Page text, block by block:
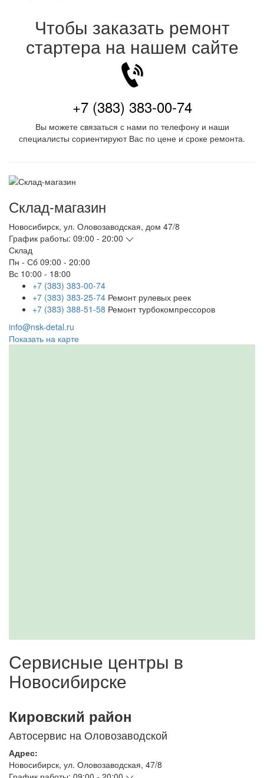
Чтобы заказать ремонт
стартера на нашем сайте
+7 (383) 383-00-74
Вы можете связаться с нами по телефону и наши
специалисты сориентируют Вас по цене и сроке ремонта.
Склад-магазин
Новосибирск, ул. Оловозаводская, дом 47/8
График работы: 09:00 - 20:00
Склад
Пн - Сб 09:00 - 20:00
Вс 10:00 - 18:00
+7 (383) 383-00-74
+7 (383) 383-25-74 Ремонт рулевых реек
+7 (383) 388-51-58 Ремонт турбокомпрессоров
info@nsk-detal.ru
Показать на карте
Сервисные центры в
Новосибирске
Кировский район
Автосервис на Оловозаводской
Адрес:
Новосибирск, ул. Оловозаводская, 47/8